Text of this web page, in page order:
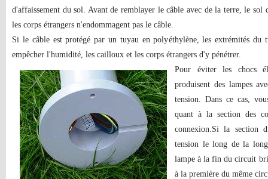
d'affaissement du sol. Avant de remblayer le câble avec de la terre, le sol
les corps étrangers n'endommagent pas le câble.
Si le câble est protégé par un tuyau en polyéthylène, les extrémités du
empêcher l'humidité, les cailloux et les corps étrangers d'y pénétrer.
Pour éviter les chocs
produisent des lampes
tension. Dans ce cas,
quant à la section des
connexion.Si la section
tension le long de la
lampe à la fin du circuit
à la première du même